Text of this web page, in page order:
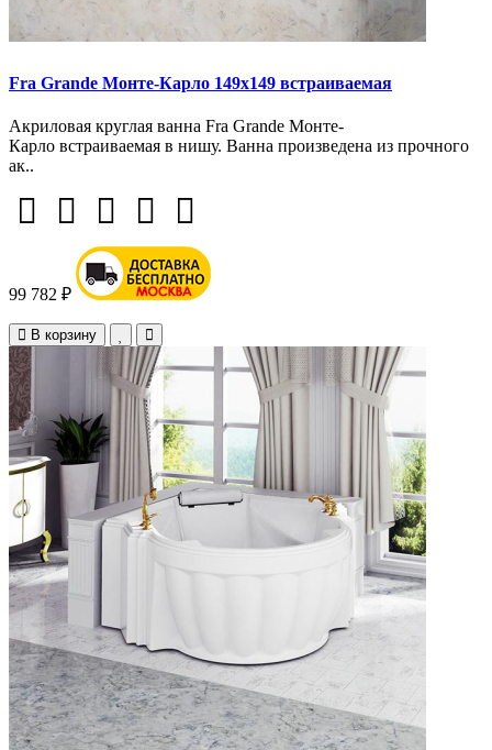
Fra Grande Монте-Карло 149х149 встраиваемая
Акриловая круглая ванна Fra Grande Монте-
Карло встраиваемая в нишу. Ванна произведена из прочного
ак..
99 782 ₽
В корзину